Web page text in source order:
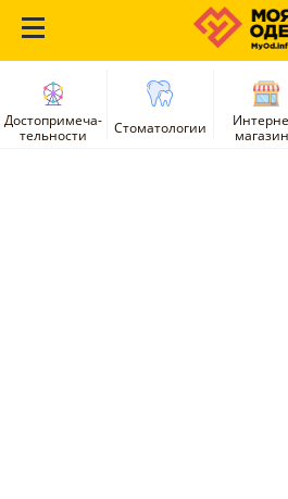
Достопримеча-
тельности
Стоматологии